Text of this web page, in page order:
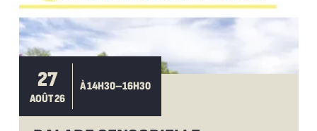
27
AOÛT 26
À 14H30–16H30